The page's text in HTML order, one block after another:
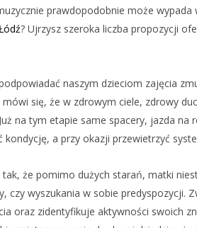
prawdopodobnie może wypada
? Ujrzysz szeroka liczba propozycji
naszym dzieciom zajęcia
mówi się, że w zdrowym ciele, zdrowy
na tym etapie same spacery, jazda na
a przy okazji przewietrzyć
tak, że pomimo dużych starań, matki
czy wyszukania w sobie predyspozycji.
oraz zidentyfikuje aktywności swoich